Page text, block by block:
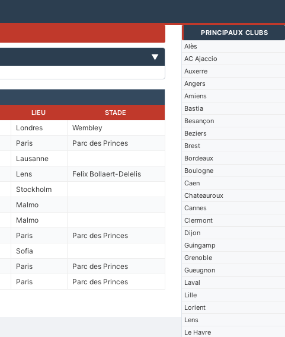
PRINCIPAUX CLUBS
Alès
AC Ajaccio
Auxerre
Angers
Amiens
Bastia
Besançon
Beziers
Brest
Bordeaux
Boulogne
Caen
Chateauroux
Cannes
Clermont
Dijon
Guingamp
Grenoble
Gueugnon
Laval
Lille
Lorient
Lens
Le Havre
▼
LIEU STADE
Londres
Wembley
Paris
Parc des Princes
Lausanne
Lens
Felix Bollaert-Delelis
Stockholm
Malmo
Malmo
Paris
Parc des Princes
Sofia
Paris
Parc des Princes
Paris Parc des Princes